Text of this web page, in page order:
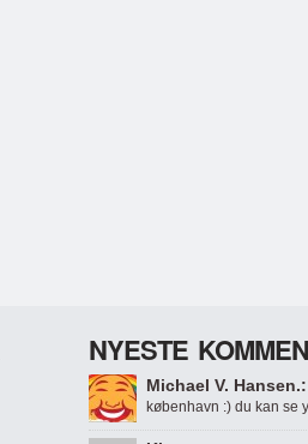
NYESTE
Michael V. Hansen.:
københavn :) du kan